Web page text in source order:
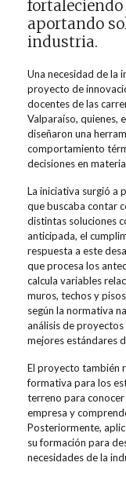
aportando
industria.
Una necesidad de la
proyecto de
docentes de las
Valparaíso, quienes,
diseñaron una
comportamiento
decisiones en
La iniciativa surgió a
que buscaba contar
distintas soluciones
anticipada, el
respuesta a este
que procesa los
calcula variables
muros, techos y
según la normativa
análisis de proyectos
mejores estándares
El proyecto también
formativa para los
terreno para
empresa y
Posteriormente,
su formación para
necesidades de la